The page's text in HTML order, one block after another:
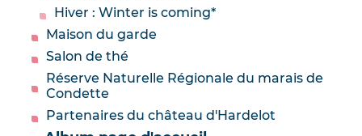
Hiver : Winter is coming*
Maison du garde
Salon de thé
Réserve Naturelle Régionale du marais de
Condette
Partenaires du château d'Hardelot